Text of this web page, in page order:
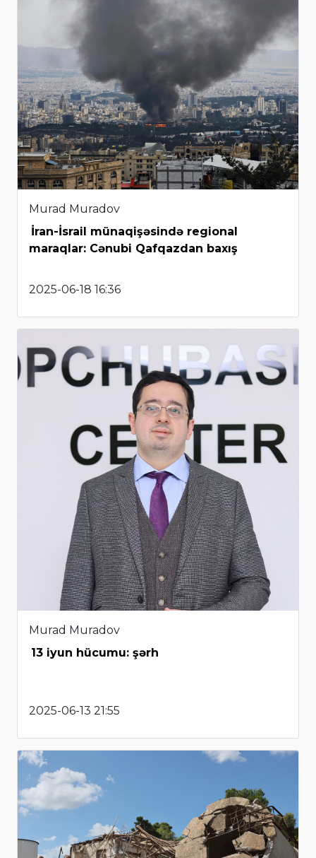
Murad Muradov
İran-İsrail münaqişəsində regional
maraqlar: Cənubi Qafqazdan baxış
2025-06-18 16:36
Murad Muradov
13 iyun hücumu: şərh
2025-06-13 21:55